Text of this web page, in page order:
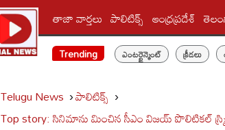
తాజా వార్తలు పాలిటిక్స్‌ ఆంధ్రప్రదేశ్
Trending
ఎంటర్టైన్మెంట్ క్రీడలు
Telugu News పాలిటిక్స్‌
Top story: సినిమాను మించిన సీఎం విజయ్ పొలిటికల్